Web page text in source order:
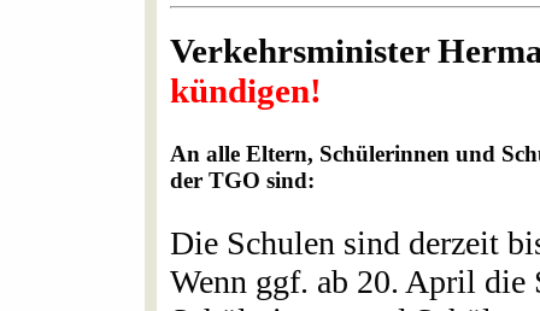
Verkehrsminister
kündigen!
An alle Eltern, Schülerinnen und
der TGO sind:
Die Schulen sind derzeit
Wenn ggf. ab 20. April die